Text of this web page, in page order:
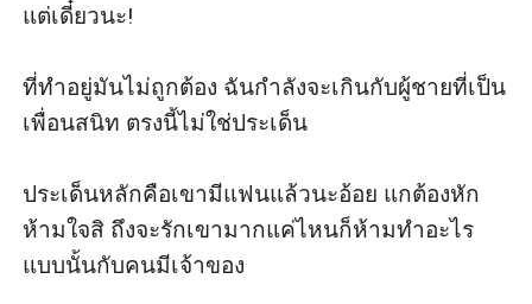
แต่เดี๋ยวนะ!
ที่ทำอยู่มันไม่ถูกต้อง ฉันกำลังจะเกินกับผู้ชายที่เป็น
เพื่อนสนิท ตรงนี้ไม่ใช่ประเด็น
ประเด็นหลักคือเขามีแฟนแล้วนะอ้อย แกต้องหัก
ห้ามใจสิ ถึงจะรักเขามากแค่ไหนก็ห้ามทำอะไร
แบบนั้นกับคนมีเจ้าของ